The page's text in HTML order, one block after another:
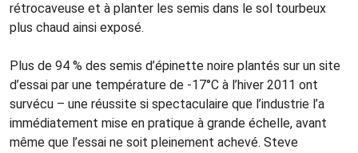
rétrocaveuse et à planter les semis dans le sol tourbeux
plus chaud ainsi exposé.
Plus de 94 % des semis d’épinette noire plantés sur un site
d’essai par une température de ‑17°C à l’hiver 2011 ont
survécu – une réussite si spectaculaire que l’industrie l’a
immédiatement mise en pratique à grande échelle, avant
même que l’essai ne soit pleinement achevé. Steve